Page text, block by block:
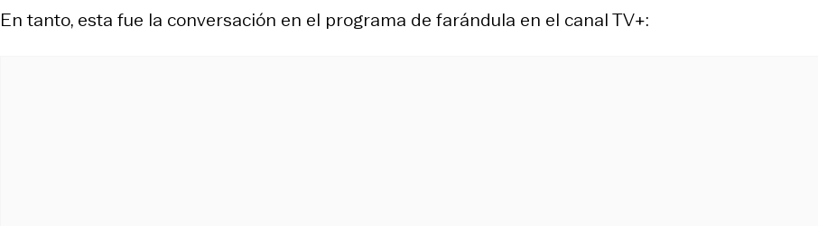
En tanto, esta fue la conversación en el programa de farándula en el canal TV+: